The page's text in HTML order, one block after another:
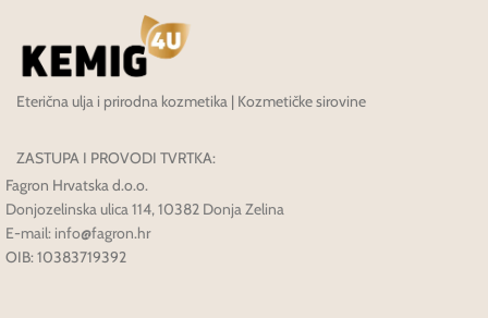
Eterična ulja i prirodna kozmetika | Kozmetičke sirovine
ZASTUPA I PROVODI TVRTKA:
Fagron Hrvatska d.o.o.
Donjozelinska ulica 114, 10382 Donja Zelina
E-mail: info@fagron.hr
OIB: 10383719392